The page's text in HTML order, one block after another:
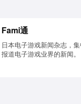
Fami通
日本电子游戏新闻杂志，
报道电子游戏业界的新闻。